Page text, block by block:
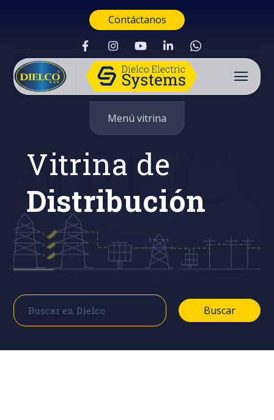
Contáctanos
Buscar
Menú vitrina
Vitrina de
Distribución
Buscar
Buscar